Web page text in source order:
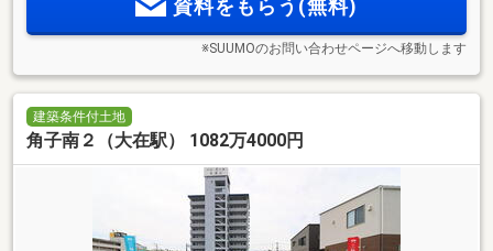
資料をもらう(無料)
※SUUMOのお問い合わせページへ移動します
建築条件付土地
角子南２（大在駅） 1082万4000円